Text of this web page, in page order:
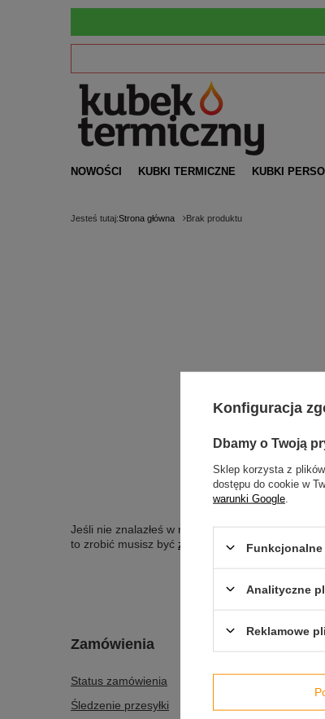
NOWOŚCI KUBKI TERMICZNE KUBKI
Jesteś tutaj:Strona główna Brak produktu
Jeśli nie znalazłeś w naszej ofercie produktu, a
to zrobić musisz być zalogowany
Zamówienia
Status zamówienia
Śledzenie przesyłki
Konfiguracja
Dbamy o Twoją
Sklep korzysta z
dostępu do cookie w
warunki Google
Analityczne
Reklamowe